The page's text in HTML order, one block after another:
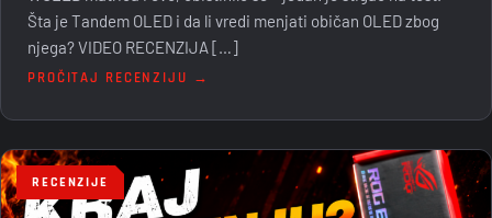
Šta je Tandem OLED i da li vredi menjati običan OLED zbog
njega? VIDEO RECENZIJA […]
PROČITAJ RECENZIJU →
RECENZIJE